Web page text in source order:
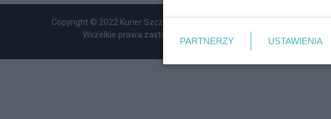
Copyright © 2022 Kurier Szczeciński sp. z o.o.
Wszelkie prawa zastrzeżone
PARTNERZY USTAWIENIA